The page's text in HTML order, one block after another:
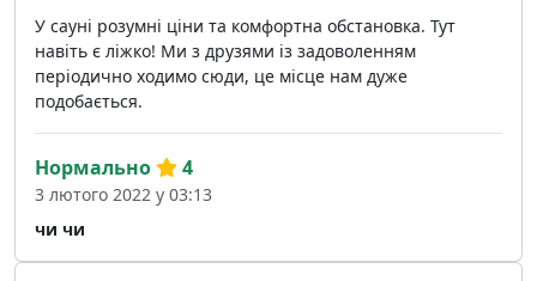
У сауні розумні ціни та комфортна обстановка. Тут
навіть є ліжко! Ми з друзями із задоволенням
періодично ходимо сюди, це місце нам дуже
подобається.
чи чи
Нормально 4
3 лютого 2022 у 03:13